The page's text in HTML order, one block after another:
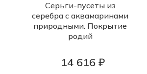
Серьги-пусеты из
серебра с аквамаринами
природными. Покрытие
родий
14 616 ₽